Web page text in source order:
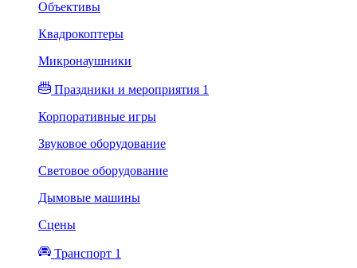
Объективы
Квадрокоптеры
Микронаушники
Праздники и мероприятия 1
Корпоративные игры
Звуковое оборудование
Световое оборудование
Дымовые машины
Сцены
Транспорт 1